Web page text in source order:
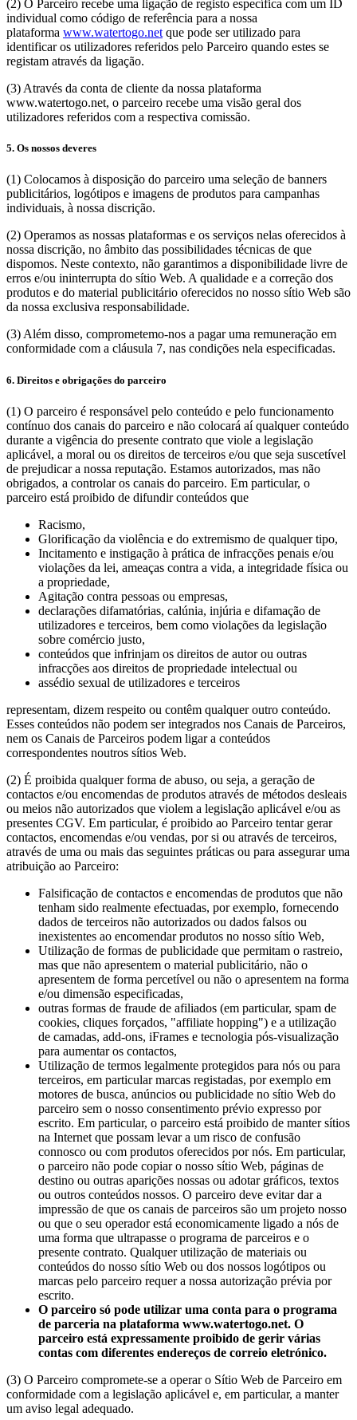
(2) O Parceiro recebe uma ligação de registo específica com um ID
individual como código de referência para a nossa
plataforma www.watertogo.net que pode ser utilizado para
identificar os utilizadores referidos pelo Parceiro quando estes se
registam através da ligação.
(3) Através da conta de cliente da nossa plataforma
www.watertogo.net, o parceiro recebe uma visão geral dos
utilizadores referidos com a respectiva comissão.
5. Os nossos deveres
(1) Colocamos à disposição do parceiro uma seleção de banners
publicitários, logótipos e imagens de produtos para campanhas
individuais, à nossa discrição.
(2) Operamos as nossas plataformas e os serviços nelas oferecidos à
nossa discrição, no âmbito das possibilidades técnicas de que
dispomos. Neste contexto, não garantimos a disponibilidade livre de
erros e/ou ininterrupta do sítio Web. A qualidade e a correção dos
produtos e do material publicitário oferecidos no nosso sítio Web são
da nossa exclusiva responsabilidade.
(3) Além disso, comprometemo-nos a pagar uma remuneração em
conformidade com a cláusula 7, nas condições nela especificadas.
6. Direitos e obrigações do parceiro
(1) O parceiro é responsável pelo conteúdo e pelo funcionamento
contínuo dos canais do parceiro e não colocará aí qualquer conteúdo
durante a vigência do presente contrato que viole a legislação
aplicável, a moral ou os direitos de terceiros e/ou que seja suscetível
de prejudicar a nossa reputação. Estamos autorizados, mas não
obrigados, a controlar os canais do parceiro. Em particular, o
parceiro está proibido de difundir conteúdos que
Racismo,
Glorificação da violência e do extremismo de qualquer tipo,
Incitamento e instigação à prática de infracções penais e/ou
violações da lei, ameaças contra a vida, a integridade física ou
a propriedade,
Agitação contra pessoas ou empresas,
declarações difamatórias, calúnia, injúria e difamação de
utilizadores e terceiros, bem como violações da legislação
sobre comércio justo,
conteúdos que infrinjam os direitos de autor ou outras
infracções aos direitos de propriedade intelectual ou
assédio sexual de utilizadores e terceiros
representam, dizem respeito ou contêm qualquer outro conteúdo.
Esses conteúdos não podem ser integrados nos Canais de Parceiros,
nem os Canais de Parceiros podem ligar a conteúdos
correspondentes noutros sítios Web.
(2) É proibida qualquer forma de abuso, ou seja, a geração de
contactos e/ou encomendas de produtos através de métodos desleais
ou meios não autorizados que violem a legislação aplicável e/ou as
presentes CGV. Em particular, é proibido ao Parceiro tentar gerar
contactos, encomendas e/ou vendas, por si ou através de terceiros,
através de uma ou mais das seguintes práticas ou para assegurar uma
atribuição ao Parceiro:
Falsificação de contactos e encomendas de produtos que não
tenham sido realmente efectuadas, por exemplo, fornecendo
dados de terceiros não autorizados ou dados falsos ou
inexistentes ao encomendar produtos no nosso sítio Web,
Utilização de formas de publicidade que permitam o rastreio,
mas que não apresentem o material publicitário, não o
apresentem de forma percetível ou não o apresentem na forma
e/ou dimensão especificadas,
outras formas de fraude de afiliados (em particular, spam de
cookies, cliques forçados, "affiliate hopping") e a utilização
de camadas, add-ons, iFrames e tecnologia pós-visualização
para aumentar os contactos,
Utilização de termos legalmente protegidos para nós ou para
terceiros, em particular marcas registadas, por exemplo em
motores de busca, anúncios ou publicidade no sítio Web do
parceiro sem o nosso consentimento prévio expresso por
escrito. Em particular, o parceiro está proibido de manter sítios
na Internet que possam levar a um risco de confusão
connosco ou com produtos oferecidos por nós. Em particular,
o parceiro não pode copiar o nosso sítio Web, páginas de
destino ou outras aparições nossas ou adotar gráficos, textos
ou outros conteúdos nossos. O parceiro deve evitar dar a
impressão de que os canais de parceiros são um projeto nosso
ou que o seu operador está economicamente ligado a nós de
uma forma que ultrapasse o programa de parceiros e o
presente contrato. Qualquer utilização de materiais ou
conteúdos do nosso sítio Web ou dos nossos logótipos ou
marcas pelo parceiro requer a nossa autorização prévia por
escrito.
O parceiro só pode utilizar uma conta para o programa
de parceria na plataforma www.watertogo.net. O
parceiro está expressamente proibido de gerir várias
contas com diferentes endereços de correio eletrónico.
(3) O Parceiro compromete-se a operar o Sítio Web de Parceiro em
conformidade com a legislação aplicável e, em particular, a manter
um aviso legal adequado.